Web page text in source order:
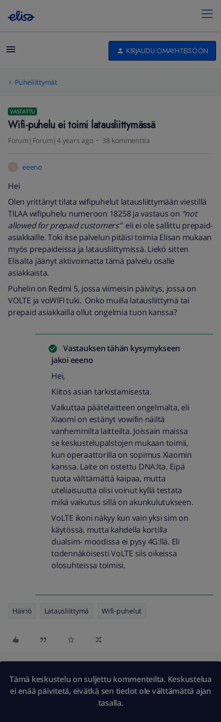
KIRJAUDU OMAYHTEISÖÖN
Puheliittymät
VASTATTU
Wifi-puhelu ei toimi latausliittymässä
Forum|Forum|4 years ago 38 kommenttia
eeeno
Hei
Olen yrittänyt tilata wifipuhelut latausliittymään viestillä
TILAA wifipuhelu numeroon 18258 ja vastaus on “not
allowed for prepaid customers” eli ei ole sallittu prepaid-
asiakkaille. Toki itse palvelun pitäisi toimia Elisan mukaan
myös prepaideissa ja latausliittymissä. Liekö sitten
Elisalta jäänyt aktivoimatta tämä palvelu osalle
asiakkaista.
Puhelin on Redmi 5, jossa viimeisin päivitys, jossa on
VOLTE ja voWIFI tuki. Onko muilla latausliittymä tai
prepaid asiakkailla ollut ongelmia tuon kanssa?
Vastauksen tähän kysymykseen
jakoi eeeno
Hei,
Kiitos asian tarkistamisesta.
Vaikuttaa päätelaitteen ongelmalta, eli
Xiaomi on estänyt vowifin näiltä
vanhemmilta laitteilta. Joissain maissa
se keskustelupalstojen mukaan toimii,
kun operaattorilla on sopimus Xiaomin
kanssa. Laite on ostettu DNA:lta. Eipä
tuota välttämättä kaipaa, mutta
uteliaisuutta olisi voinut kyllä testata
mikä vaikutus sillä on akunkulutukseen.
VoLTE ikoni näkyy kun vain yksi sim on
käytössä, mutta kahdella kortilla
dualsim- moodissa ei pysy 4G:llä. Eli
todennäköisesti VoLTE siis oikeissa
olosuhteissa toimisi.
Häiriö Latausliittymä Wifi-puhelut
Tämä keskustelu on suljettu kommenteilta. Keskustelua
ei enää päivitetä, eivätkä sen tiedot ole välttämättä ajan
tasalla.